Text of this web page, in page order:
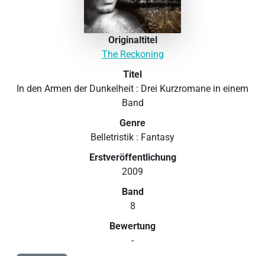
Originaltitel
The Reckoning
Titel
In den Armen der Dunkelheit : Drei Kurzromane in einem
Band
Genre
Belletristik : Fantasy
Erstveröffentlichung
2009
Band
8
Bewertung
-